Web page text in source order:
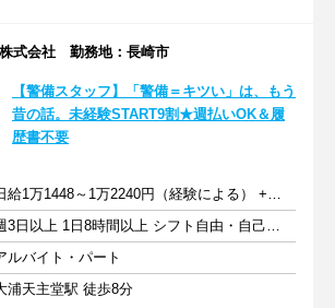
式会社 勤務地：長崎市
【警備スタッフ】「警備＝キツい」は、もう
昔の話。未経験START9割★週払いOK＆履
歴書不要
日給1万1448～1万2240円（経験による） +交通費
週3日以上 1日8時間以上 シフト自由・自己申告
ルバイト・パート
浦天主堂駅 徒歩8分